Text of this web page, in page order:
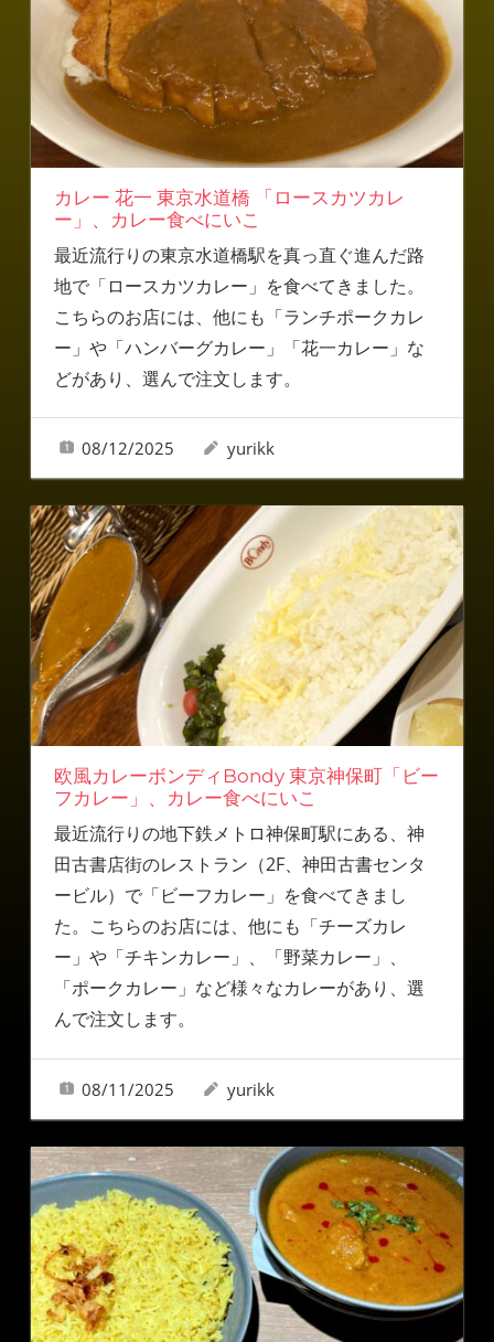
カレー 花一 東京水道橋 「ロースカツカレ
ー」、カレー食べにいこ
最近流行りの東京水道橋駅を真っ直ぐ進んだ路
地で「ロースカツカレー」を食べてきました。
こちらのお店には、他にも「ランチポークカレ
ー」や「ハンバーグカレー」「花一カレー」な
どがあり、選んで注文します。
08/12/2025 yurikk
欧風カレーボンディBondy 東京神保町「ビー
フカレー」、カレー食べにいこ
最近流行りの地下鉄メトロ神保町駅にある、神
田古書店街のレストラン（2F、神田古書センタ
ービル）で「ビーフカレー」を食べてきまし
た。こちらのお店には、他にも「チーズカレ
ー」や「チキンカレー」、「野菜カレー」、
「ポークカレー」など様々なカレーがあり、選
んで注文します。
08/11/2025 yurikk